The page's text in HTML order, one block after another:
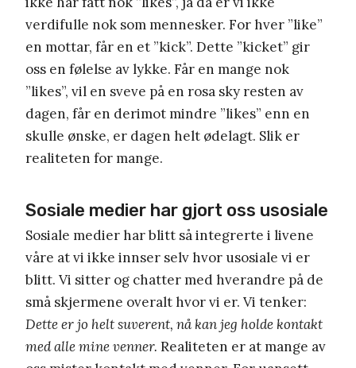
verdifulle nok som mennesker. For hver ”like”
en mottar, får en et ”kick”. Dette ”kicket” gir
oss en følelse av lykke. Får en mange nok
”likes”, vil en sveve på en rosa sky resten av
dagen, får en derimot mindre ”likes” enn en
skulle ønske, er dagen helt ødelagt. Slik er
realiteten for mange.
Sosiale medier har gjort oss usosiale
Sosiale medier har blitt så integrerte i livene
våre at vi ikke innser selv hvor usosiale vi er
blitt. Vi sitter og chatter med hverandre på de
små skjermene overalt hvor vi er. Vi tenker:
Dette er jo helt suverent, nå kan jeg holde kontakt
med alle mine venner. Realiteten er at mange av